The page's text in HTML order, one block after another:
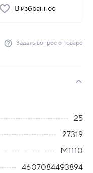
В избранное
Задать вопрос о товаре
25
27319
М1110
4607084493894